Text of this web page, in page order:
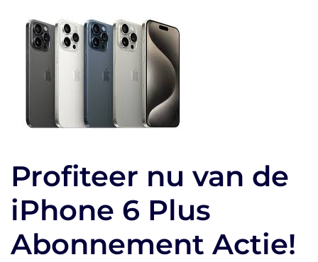
Profiteer nu van de
iPhone 6 Plus
Abonnement Actie!